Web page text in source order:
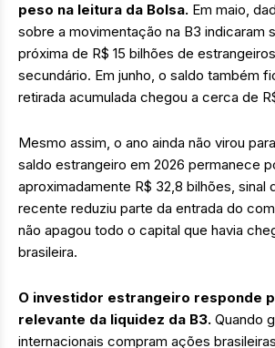
peso na leitura da Bolsa. Em maio,
sobre a movimentação na B3 indicaram
próxima de R$ 15 bilhões de
secundário. Em junho, o saldo também
retirada acumulada chegou a cerca de
Mesmo assim, o ano ainda não virou
saldo estrangeiro em 2026 permanece
aproximadamente R$ 32,8 bilhões, sinal
recente reduziu parte da entrada do
não apagou todo o capital que havia
brasileira.
O investidor estrangeiro responde
relevante da liquidez da B3. Quando
internacionais compram ações